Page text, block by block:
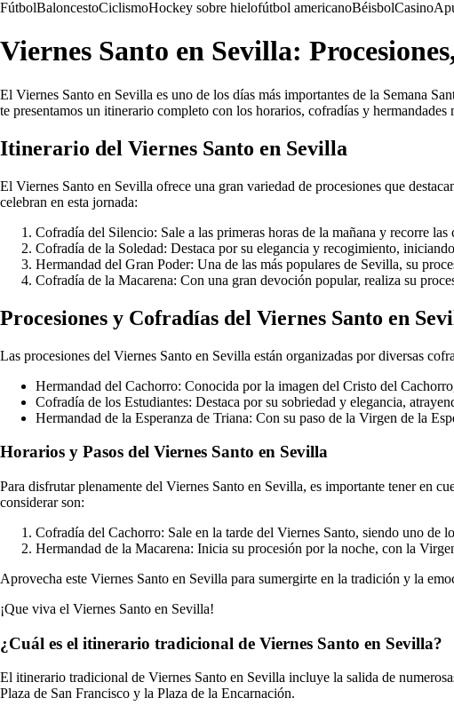
FútbolBaloncestoCiclismoHockey sobre hielofútbol americanoBéisbolCasino
Viernes Santo en Sevilla:
El Viernes Santo en Sevilla es uno de los días más importantes de la Semana
te presentamos un itinerario completo con los horarios, cofradías y hermandades
Itinerario del Viernes Santo en Sevilla
El Viernes Santo en Sevilla ofrece una gran variedad de procesiones que
celebran en esta jornada:
Cofradía del Silencio: Sale a las primeras horas de la mañana y recorre
Cofradía de la Soledad: Destaca por su elegancia y recogimiento,
Hermandad del Gran Poder: Una de las más populares de Sevilla, su
Cofradía de la Macarena: Con una gran devoción popular, realiza su
Procesiones y Cofradías del Viernes Santo en
Las procesiones del Viernes Santo en Sevilla están organizadas por diversas
Hermandad del Cachorro: Conocida por la imagen del Cristo del
Cofradía de los Estudiantes: Destaca por su sobriedad y elegancia,
Hermandad de la Esperanza de Triana: Con su paso de la Virgen de la
Horarios y Pasos del Viernes Santo en Sevilla
Para disfrutar plenamente del Viernes Santo en Sevilla, es importante tener en
considerar son:
Cofradía del Cachorro: Sale en la tarde del Viernes Santo, siendo uno de
Hermandad de la Macarena: Inicia su procesión por la noche, con la
Aprovecha este Viernes Santo en Sevilla para sumergirte en la tradición y la
¡Que viva el Viernes Santo en Sevilla!
¿Cuál es el itinerario tradicional de Viernes Santo en Sevilla?
El itinerario tradicional de Viernes Santo en Sevilla incluye la salida de
Plaza de San Francisco y la Plaza de la Encarnación.